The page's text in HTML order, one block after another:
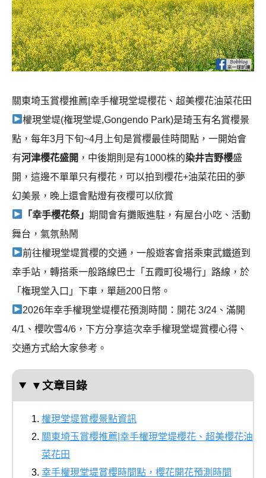
關東埼玉賞櫻推薦|幸手權現堂堤櫻花、超美櫻花油菜花田
權現堂堤(権現堂堤,Gongendo Park)是琦玉有名賞櫻景
點，每年3月下旬~4月上旬是賞櫻最佳時間點，一開始會
有河津櫻花盛開 ，中後期則是有1000株的染井吉野櫻盛
開，這邊不單單只有櫻花，可以拍到櫻花+油菜花田的夢
幻美景，晚上還會點燈有夜櫻可以欣賞
「幸手櫻花祭」期間會有攤販進駐，有屋台小吃、活動
舞台，氣氛熱鬧
前往權現堂堤賞櫻的交通，一般遊客會搭乘東武鐵道到
幸手站，轉搭乘一般路線巴士「五霞町役場行」路線，於
「権現堂入口」下車，單趟200日幣。
2026年幸手權現堂堤櫻花預測時間：開花 3/24、滿開
4/1、櫻吹雪4/6，下方分享這次幸手權現堂堤賞櫻心得、
交通方式給大家參考。
▼文章目錄
權現堂堤賞櫻景點資訊
關東埼玉賞櫻推薦|幸手權現堂堤櫻花、超美櫻花油
菜花田
幸手權現堂堤賞櫻時間點，櫻花開花預測時間